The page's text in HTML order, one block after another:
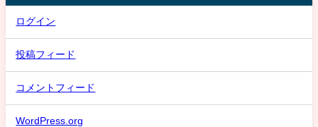
ログイン
投稿フィード
コメントフィード
WordPress.org